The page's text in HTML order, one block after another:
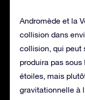
Andromède et la
collision dans
collision, qui peut
produira pas
étoiles, mais
gravitationnelle à